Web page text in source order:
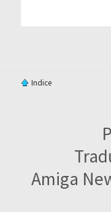
Indice
Amiga